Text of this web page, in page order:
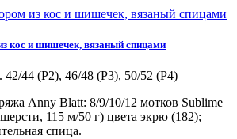
кос и шишечек, вязаный спицами
42/44 (Р2), 46/48 (Р3), 50/52 (Р4)
Anny Blatt: 8/9/10/12 мотков Sublime
115 м/50 г) цвета экрю (182);
спица.